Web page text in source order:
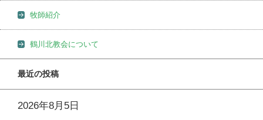
牧師紹介
鶴川北教会について
最近の投稿
2026年8月5日